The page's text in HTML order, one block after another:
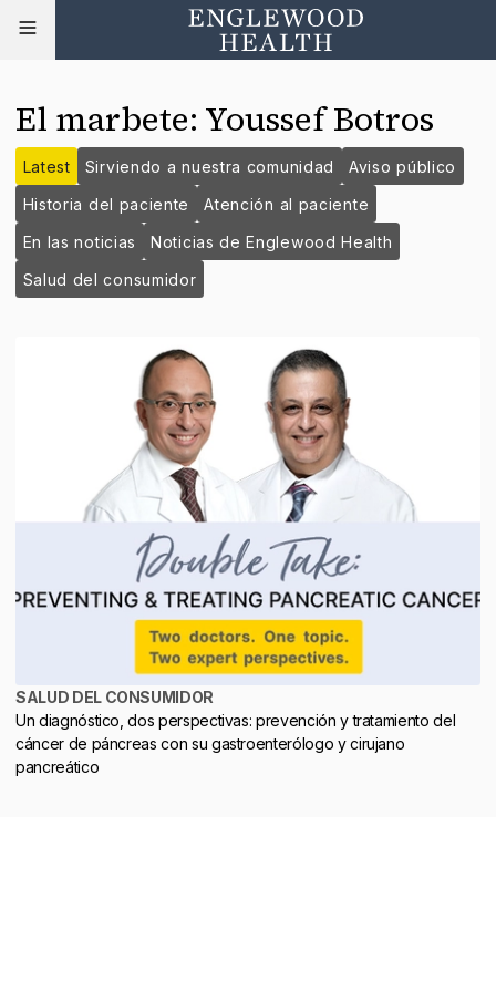
El marbete: Youssef Botros
Latest Sirviendo a nuestra comunidad
Aviso público
Historia del paciente
Atención al paciente
En las noticias
Noticias de Englewood Health
Salud del consumidor
SALUD DEL CONSUMIDOR
Un diagnóstico, dos perspectivas: prevención y tratamiento del
cáncer de páncreas con su gastroenterólogo y cirujano
pancreático